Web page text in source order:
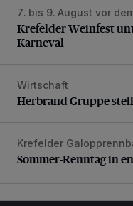
Krefelder Weinfest
7. bis 9. August vor
Krefelder Weinfest
Karneval
Herbrand Gruppe
Wirtschaft
Herbrand Gruppe
Sommer-Renntag in
Krefelder
Sommer-Renntag in